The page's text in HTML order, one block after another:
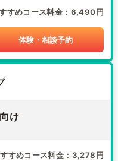
すめコース料金 6,490円
体験・相談予約
け
すめコース料金 3,278円